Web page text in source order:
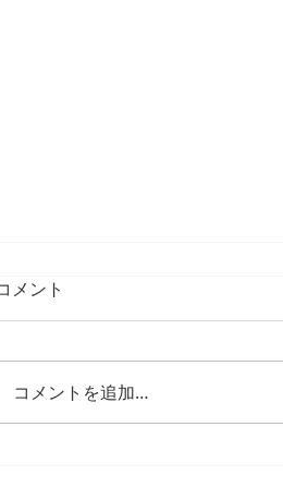
メント
コメントを追加…